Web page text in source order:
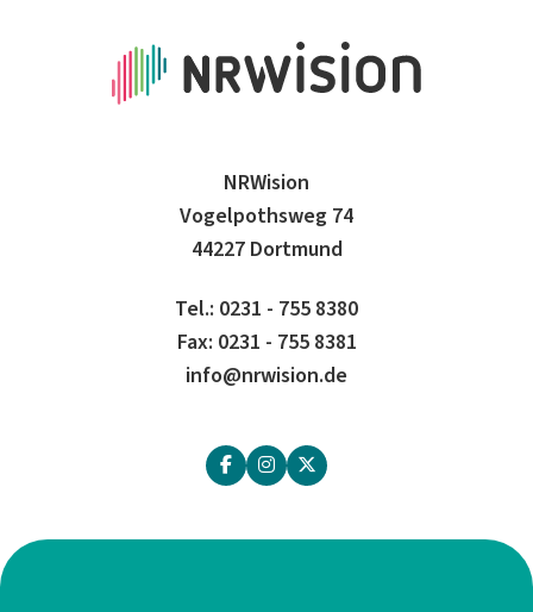
NRWision
Vogelpothsweg 74
44227 Dortmund
Tel.: 0231 - 755 8380
Fax: 0231 - 755 8381
info@nrwision.de